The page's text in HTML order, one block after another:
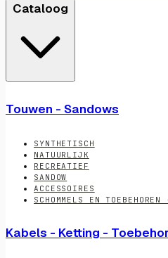
Cataloog
Touwen - Sandows
SYNTHETISCH
NATUURLIJK
RECREATIEF
SANDOW
ACCESSOIRES
SCHOMMELS EN
Kabels - Ketting -